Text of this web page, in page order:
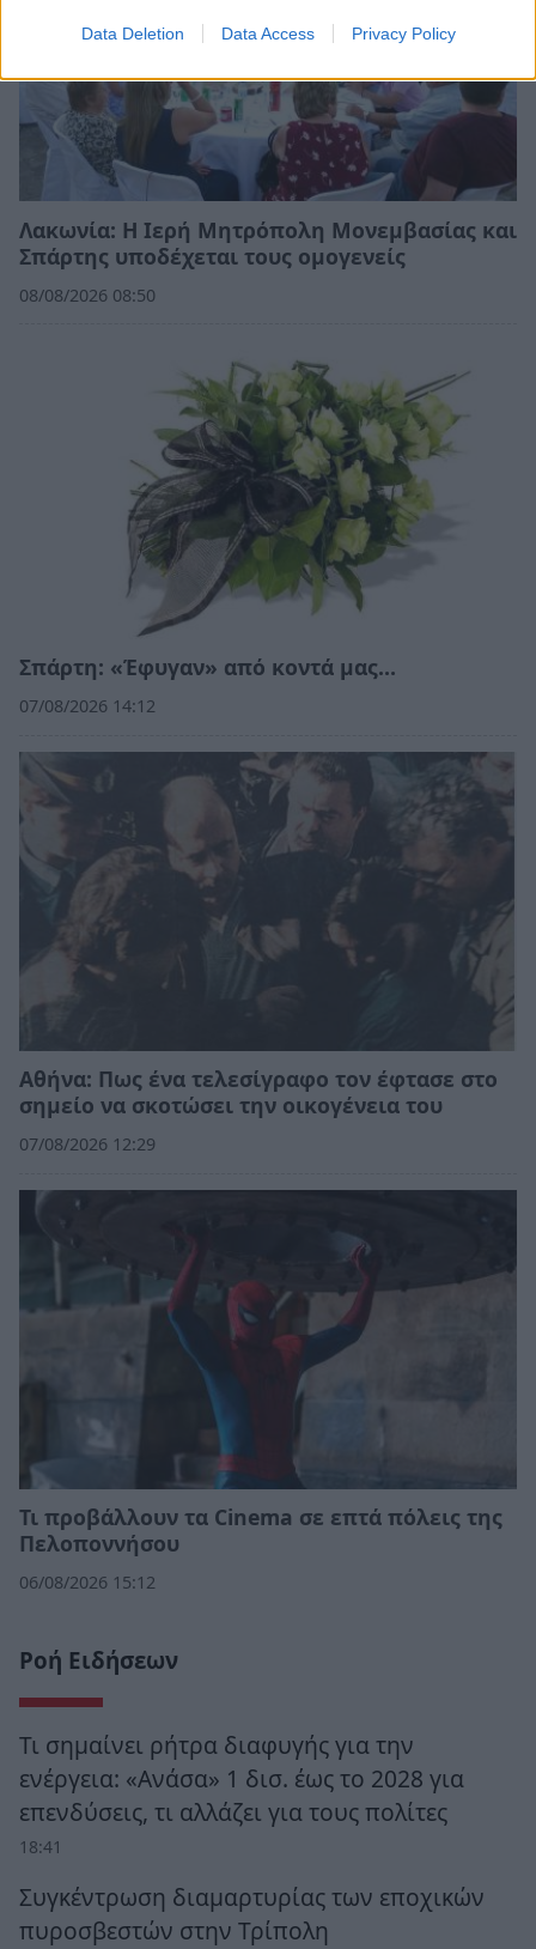
Data Deletion Data Access Privacy Policy
Λακωνία: Η Ιερή Μητρόπολη Μονεμβασίας και
Σπάρτης υποδέχεται τους ομογενείς
08/08/2026 08:50
Σπάρτη: «Έφυγαν» από κοντά μας…
07/08/2026 14:12
Αθήνα: Πως ένα τελεσίγραφο τον έφτασε στο
σημείο να σκοτώσει την οικογένεια του
07/08/2026 12:29
Τι προβάλλουν τα Cinema σε επτά πόλεις της
Πελοποννήσου
06/08/2026 15:12
Ροή Ειδήσεων
Τι σημαίνει ρήτρα διαφυγής για την
ενέργεια: «Ανάσα» 1 δισ. έως το 2028 για
επενδύσεις, τι αλλάζει για τους πολίτες
18:41
Συγκέντρωση διαμαρτυρίας των εποχικών
πυροσβεστών στην Τρίπολη